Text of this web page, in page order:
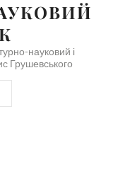
науковий і
Грушевського